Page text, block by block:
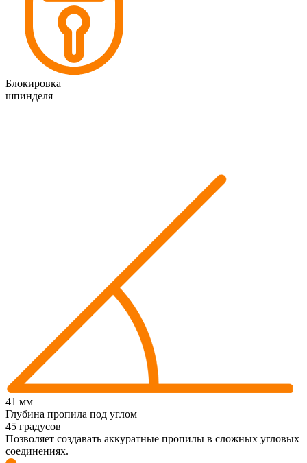
Блокировка
шпинделя
41 мм
Глубина пропила под углом
45 градусов
Позволяет создавать аккуратные пропилы в сложных угловых
соединениях.